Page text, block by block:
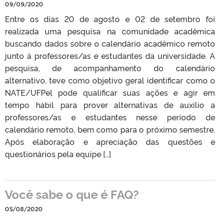
09/09/2020
Entre os dias 20 de agosto e 02 de setembro foi
realizada uma pesquisa na comunidade acadêmica
buscando dados sobre o calendário acadêmico remoto
junto à professores/as e estudantes da universidade. A
pesquisa, de acompanhamento do calendário
alternativo, teve como objetivo geral identificar como o
NATE/UFPel pode qualificar suas ações e agir em
tempo hábil para prover alternativas de auxílio a
professores/as e estudantes nesse período de
calendário remoto, bem como para o próximo semestre.
Após elaboração e apreciação das questões e
questionários pela equipe […]
Você sabe o que é FAQ?
05/08/2020